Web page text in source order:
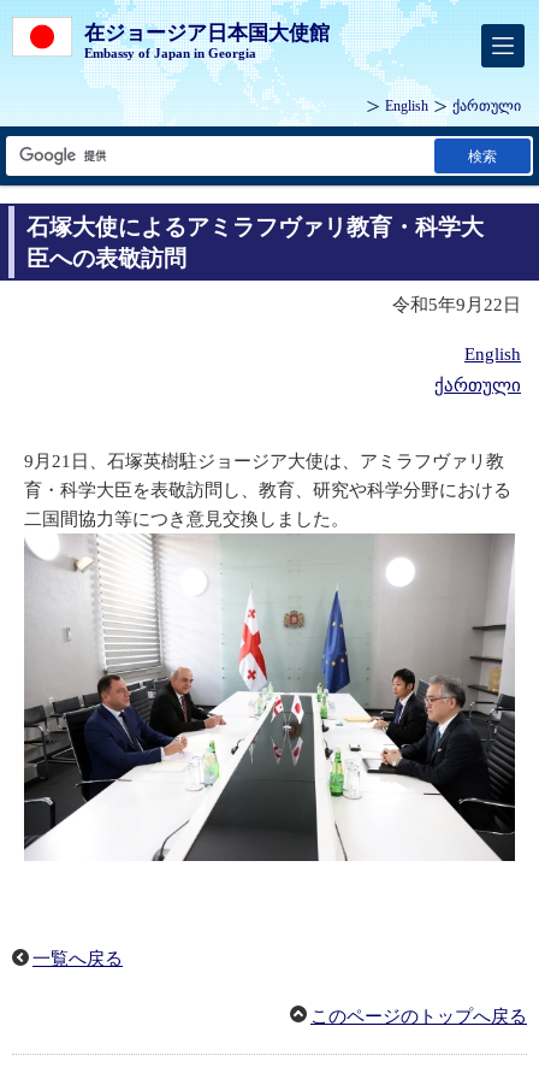
在ジョージア日本国大使館
Embassy of Japan in Georgia
English ქართული
検索
石塚大使によるアミラフヴァリ教育・科学大
臣への表敬訪問
令和5年9月22日
English
ქართული
9月21日、石塚英樹駐ジョージア大使は、アミラフヴァリ教
育・科学大臣を表敬訪問し、教育、研究や科学分野における
二国間協力等につき意見交換しました。
一覧へ戻る
このページのトップへ戻る